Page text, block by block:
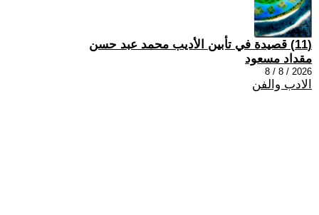
(11) قصيدة في تأبين الأديب محمد عبد حسن
مقداد مسعود
2026 / 8 / 8
الادب والفن